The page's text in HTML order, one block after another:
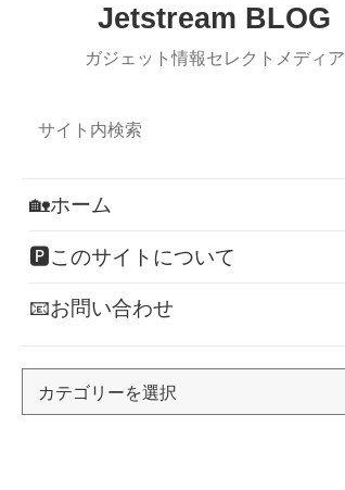
Jetstream BLOG
ガジェット情報セレクトメディア
🏡ホーム
🅿このサイトについて
📧お問い合わせ